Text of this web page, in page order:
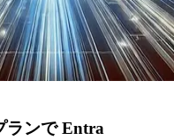
ランで Entra